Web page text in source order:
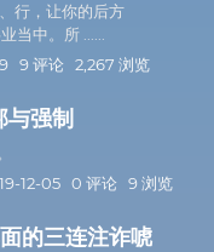
行，让你的后方
当中。所 ......
9 评论 2,267 浏览
强制
12-05 0 评论 9 浏览
的三连注诈唬